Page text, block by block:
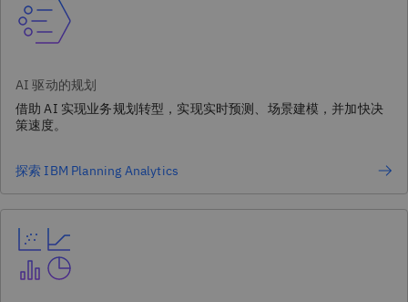
AI 驱动的规划
借助 AI 实现业务规划转型，实现实时预测、场景建模，并加快决
策速度。
探索 IBM Planning Analytics